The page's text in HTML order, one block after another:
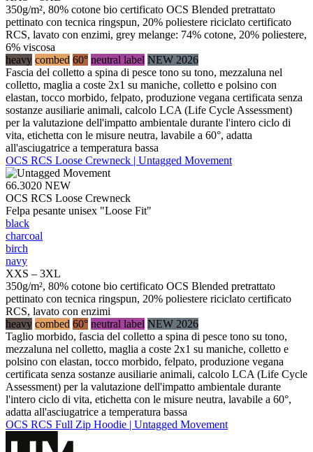
350g/m², 80% cotone bio certificato OCS Blended pretrattato
pettinato con tecnica ringspun, 20% poliestere riciclato certificato
RCS, lavato con enzimi, grey melange: 74% cotone, 20% poliestere,
6% viscosa
heavy combed 60° neutral label NEW 2026
Fascia del colletto a spina di pesce tono su tono, mezzaluna nel
colletto, maglia a coste 2x1 su maniche, colletto e polsino con
elastan, tocco morbido, felpato, produzione vegana certificata senza
sostanze ausiliarie animali, calcolo LCA (Life Cycle Assessment)
per la valutazione dell'impatto ambientale durante l'intero ciclo di
vita, etichetta con le misure neutra, lavabile a 60°, adatta
all'asciugatrice a temperatura bassa
OCS RCS Loose Crewneck | Untagged Movement
66.3020 NEW
OCS RCS Loose Crewneck
Felpa pesante unisex "Loose Fit"
black
charcoal
birch
navy
XXS – 3XL
350g/m², 80% cotone bio certificato OCS Blended pretrattato
pettinato con tecnica ringspun, 20% poliestere riciclato certificato
RCS, lavato con enzimi
heavy combed 60° neutral label NEW 2026
Taglio morbido, fascia del colletto a spina di pesce tono su tono,
mezzaluna nel colletto, maglia a coste 2x1 su maniche, colletto e
polsino con elastan, tocco morbido, felpato, produzione vegana
certificata senza sostanze ausiliarie animali, calcolo LCA (Life Cycle
Assessment) per la valutazione dell'impatto ambientale durante
l'intero ciclo di vita, etichetta con le misure neutra, lavabile a 60°,
adatta all'asciugatrice a temperatura bassa
OCS RCS Full Zip Hoodie | Untagged Movement